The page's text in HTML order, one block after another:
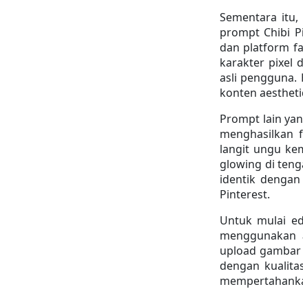
Sementara
prompt Chibi
dan platform
karakter pixel
asli pengguna.
konten
Prompt lain
menghasilkan
langit ungu
glowing di
identik
Pinterest.
Untuk mulai
upload
dengan